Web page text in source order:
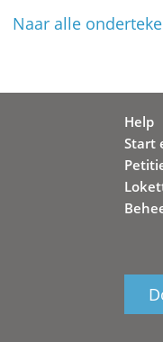
Naar alle
Help
Start